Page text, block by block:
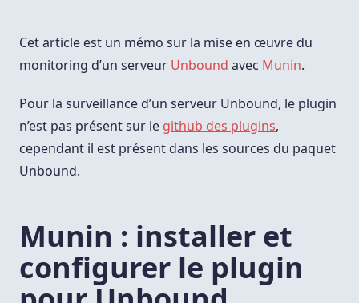
Cet article est un mémo sur la mise en œuvre du
monitoring d’un serveur Unbound avec Munin.
Pour la surveillance d’un serveur Unbound, le plugin
n’est pas présent sur le github des plugins,
cependant il est présent dans les sources du paquet
Unbound.
Munin : installer et
configurer le plugin